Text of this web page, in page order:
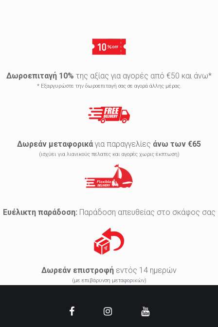
Δωροεπιταγή 10% της αξίας για αγορές από €50 και άνω*
* Εξαργυρώστε την δωροεπιταγή σας σε αγορά άλλης μέρας.
Δωρεάν μεταφορικά για παραγγελίες άνω των €65
(ισχύει για λιανικούς πελατες και αγορές χωρις έκπτωση)
Ευέλικτη παράδοση: Παράδοση απευθείας στο σκάφος σας
Δωρεάν επιστροφή εντός 14 ημερών
(με επιβάρυνση μεταφορικών)